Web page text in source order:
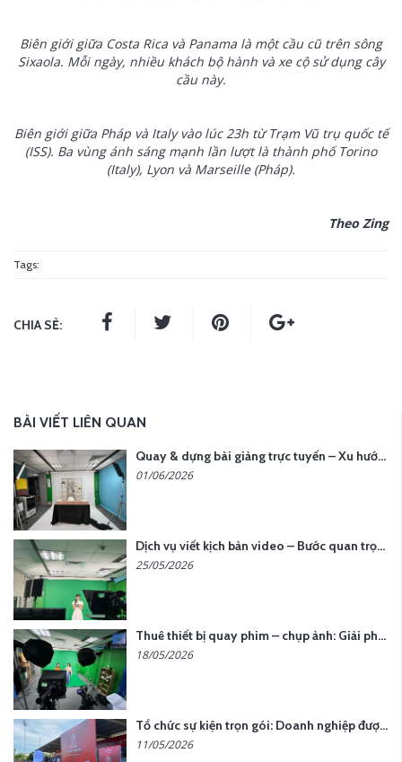
Biên giới giữa Costa Rica và Panama là một cầu cũ trên sông
Sixaola. Mỗi ngày, nhiều khách bộ hành và xe cộ sử dụng cây
cầu này.
Biên giới giữa Pháp và Italy vào lúc 23h từ Trạm Vũ trụ quốc tế
(ISS). Ba vùng ánh sáng mạnh lần lượt là thành phố Torino
(Italy), Lyon và Marseille (Pháp).
Theo Zing
Tags:
CHIA SẺ:
BÀI VIẾT LIÊN QUAN
Quay & dựng bài giảng trực tuyến – Xu hướng đào tạo thời đại số
01/06/2026
Dịch vụ viết kịch bản video – Bước quan trọng quyết định thành công nội dung
25/05/2026
Thuê thiết bị quay phim – chụp ảnh: Giải pháp tối ưu chi phí cho doanh nghiệp
18/05/2026
Tổ chức sự kiện trọn gói: Doanh nghiệp được gì khi chọn đơn vị chuyên nghiệp?
11/05/2026